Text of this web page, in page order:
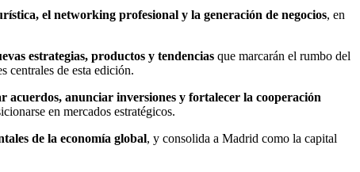
el networking profesional y la generación de negocios, en
estrategias, productos y tendencias que marcarán el rumbo del
centrales de esta edición.
anunciar inversiones y fortalecer la cooperación
en mercados estratégicos.
de la economía global, y consolida a Madrid como la capital